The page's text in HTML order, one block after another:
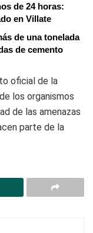
de 24 horas:
en Villate
de una tonelada
de cemento
oficial de la
los organismos
de las amenazas
parte de la